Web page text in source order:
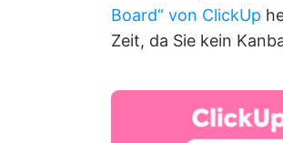
Board“ von ClickUp
Zeit, da Sie kein